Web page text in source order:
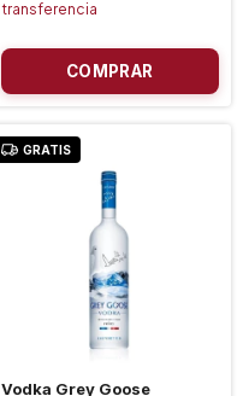
GRATIS
Vodka Grey Goose